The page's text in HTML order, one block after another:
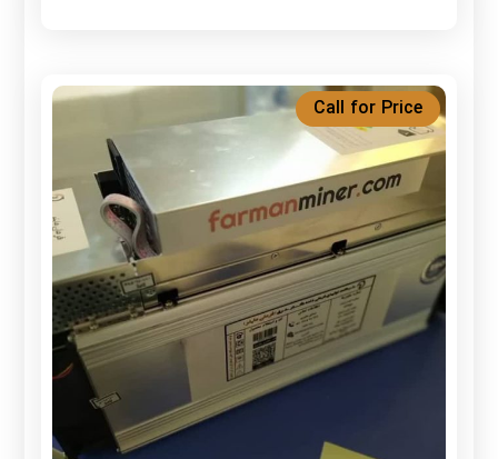
Call for Price